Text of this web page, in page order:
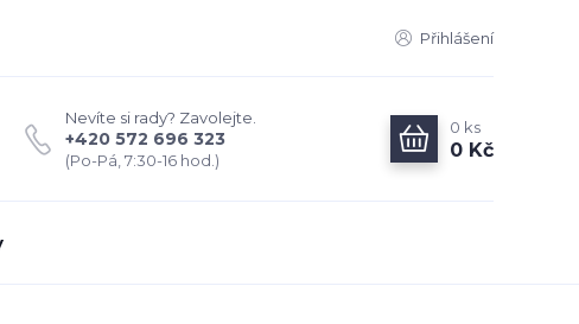
Přihlášení
Nevíte si rady? Zavolejte.
+420 572 696 323
(Po-Pá, 7:30-16 hod.)
0 ks
0 Kč